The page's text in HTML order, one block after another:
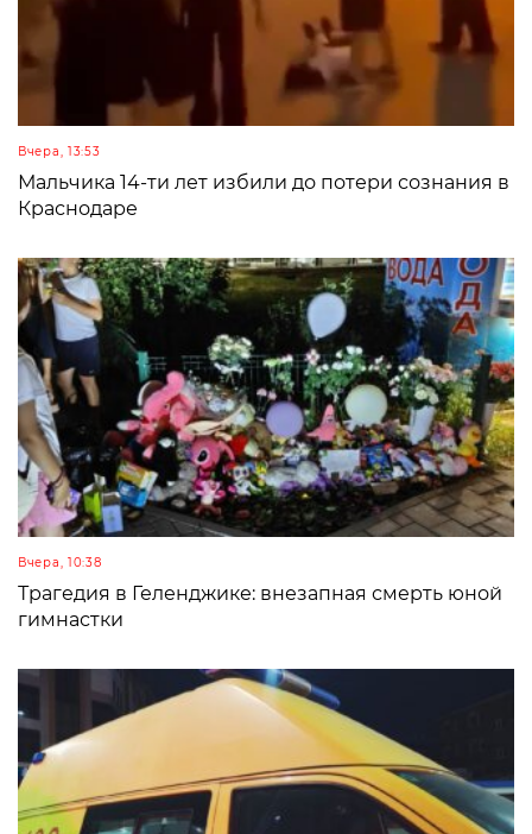
Вчера, 13:53
Мальчика 14-ти лет избили до потери сознания в
Краснодаре
Вчера, 10:38
Трагедия в Геленджике: внезапная смерть юной
гимнастки